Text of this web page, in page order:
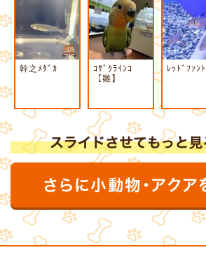
幹之ﾒﾀﾞｶ
ｺｻﾞｸﾗｲﾝｺ
【雛】
ﾚｯﾄﾞﾌｧﾝ